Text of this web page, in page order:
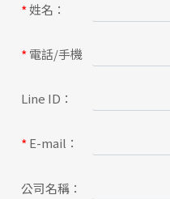
*姓名：
*電話/手機
Line ID：
*E-mail：
公司名稱：